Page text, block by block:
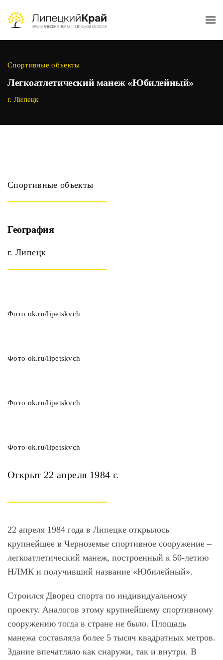
Skip to main content
Спортивные объекты
Легкоатлетический манеж «Юбилейный»
г. Липецк
Открыт 22 апреля 1984 г.
22 апреля 1984 года в Липецке открылось
крупнейшее в Черноземье спортивное сооружение –
легкоатлетический манеж, построенный к 50-летию
НЛМК и получивший название «Юбилейный».
Строился Дворец спорта по индивидуальному
проекту. Аналогов этому крупнейшему спортивному
сооружению тогда в стране не было. Площадь
манежа составляла более 5 тысяч квадратных метров.
Здание впечатляло как снаружи, так и внутри. В
Спортивные объекты
География
г. Липецк
Фото ok.ru/lipetskvch
Фото ok.ru/lipetskvch
Фото ok.ru/lipetskvch
Фото ok.ru/lipetskvch